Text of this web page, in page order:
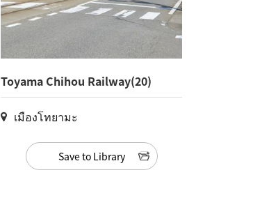
Toyama Chihou Railway(20)
เมืองโทยามะ
Save to Library